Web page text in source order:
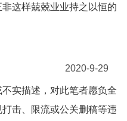
这样兢兢业业持之以恒的
2020-9-29
实描述，对此笔者愿负全
击、限流或公关删稿等违